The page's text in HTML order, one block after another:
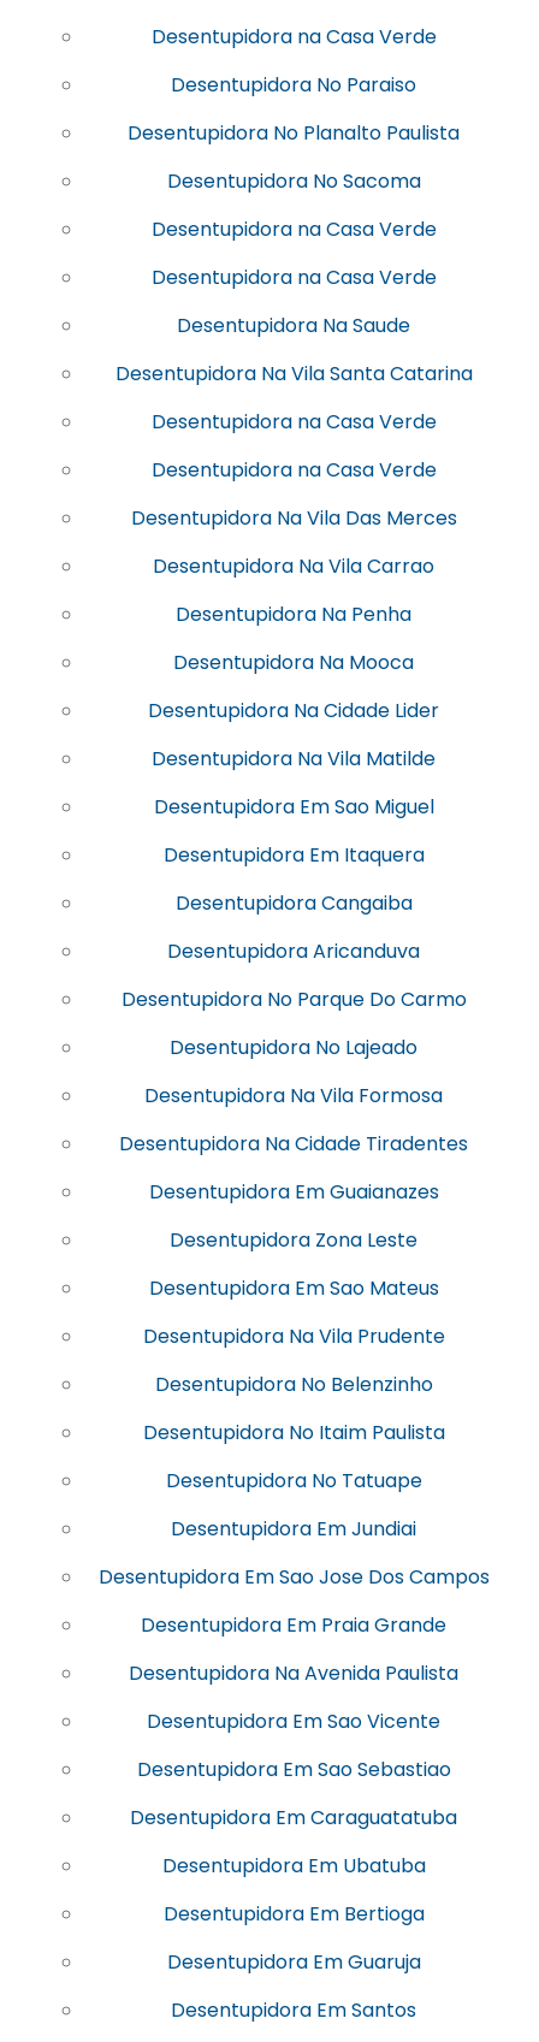
Desentupidora na Casa Verde
Desentupidora No Paraiso
Desentupidora No Planalto Paulista
Desentupidora No Sacoma
Desentupidora na Casa Verde
Desentupidora na Casa Verde
Desentupidora Na Saude
Desentupidora Na Vila Santa Catarina
Desentupidora na Casa Verde
Desentupidora na Casa Verde
Desentupidora Na Vila Das Merces
Desentupidora Na Vila Carrao
Desentupidora Na Penha
Desentupidora Na Mooca
Desentupidora Na Cidade Lider
Desentupidora Na Vila Matilde
Desentupidora Em Sao Miguel
Desentupidora Em Itaquera
Desentupidora Cangaiba
Desentupidora Aricanduva
Desentupidora No Parque Do Carmo
Desentupidora No Lajeado
Desentupidora Na Vila Formosa
Desentupidora Na Cidade Tiradentes
Desentupidora Em Guaianazes
Desentupidora Zona Leste
Desentupidora Em Sao Mateus
Desentupidora Na Vila Prudente
Desentupidora No Belenzinho
Desentupidora No Itaim Paulista
Desentupidora No Tatuape
Desentupidora Em Jundiai
Desentupidora Em Sao Jose Dos Campos
Desentupidora Em Praia Grande
Desentupidora Na Avenida Paulista
Desentupidora Em Sao Vicente
Desentupidora Em Sao Sebastiao
Desentupidora Em Caraguatatuba
Desentupidora Em Ubatuba
Desentupidora Em Bertioga
Desentupidora Em Guaruja
Desentupidora Em Santos